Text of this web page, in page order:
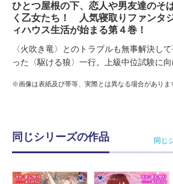
ひとつ屋根の下、恋人や男友達のそ
く乙女たち！ 人気寝取りファンタ
ィハウス生活が始まる第４巻！
〈火吹き竜〉とのトラブルも無事解決し
った〈駆ける狼〉一行。上級中位試験に向
※画像は表紙及び帯等、実際とは異なる場合がありま
同じシリーズの作品 同じ